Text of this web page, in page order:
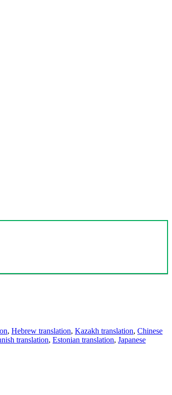
, Hebrew translation, Kazakh translation, Chinese
translation, Estonian translation, Japanese